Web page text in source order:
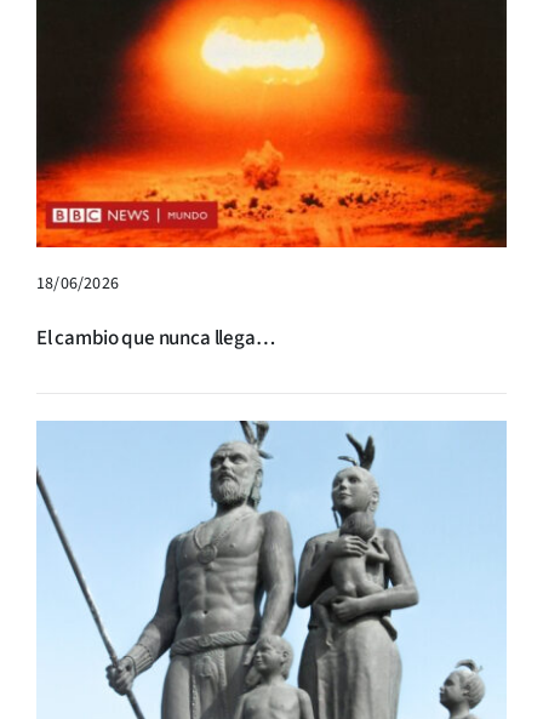
18/06/2026
El cambio que nunca llega…